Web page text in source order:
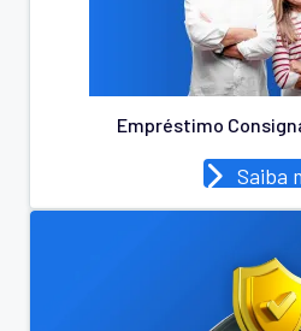
Empréstimo
Saiba